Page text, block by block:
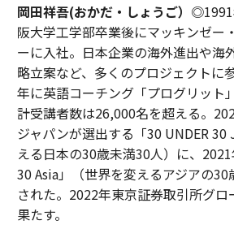
岡田祥吾(おかだ・しょうご）◎
阪大学工学部卒業後にマッキンゼー
ーに入社。日本企業の海外進出や海
略立案など、多くのプロジェクトに
年に英語コーチング「プログリット
計受講者数は26,000名を超える。
ジャパンが選出する「30 UNDER 30
える日本の30歳未満30人）に、
30 Asia」（世界を変えるアジアの
された。2022年東京証券取引所グロ
果たす。